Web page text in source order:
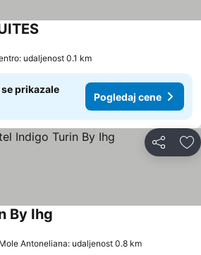
udaljenost 0.1 km
prikazale
Pogledaj cene
Deli
By Ihg
Mole Antoneliana: udaljenost 0.8 km